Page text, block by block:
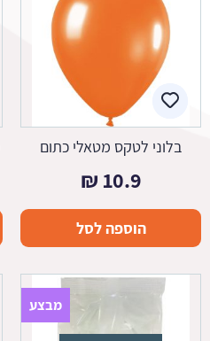
בלוני לטקס מטאלי כתום
10.9
₪
הוספה לסל
מבצע